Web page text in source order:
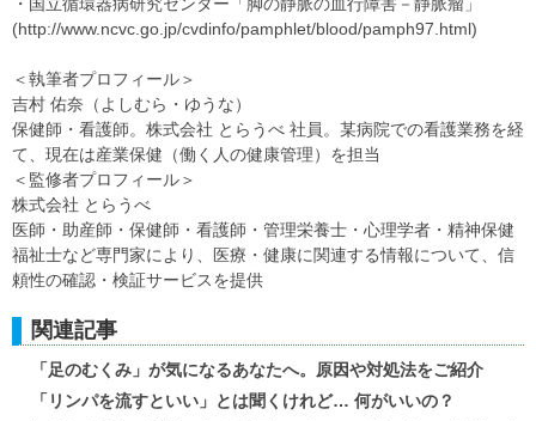
(http://www.ncvc.go.jp/cvdinfo/pamphlet/blood/pamph97.html)
＜執筆者プロフィール＞
吉村 佑奈（よしむら・ゆうな）
保健師・看護師。株式会社 とらうべ 社員。某病院での看護業務を経
て、現在は産業保健（働く人の健康管理）を担当
＜監修者プロフィール＞
株式会社 とらうべ
医師・助産師・保健師・看護師・管理栄養士・心理学者・精神保健
福祉士など専門家により、医療・健康に関連する情報について、信
頼性の確認・検証サービスを提供
関連記事
「足のむくみ」が気になるあなたへ。原因や対処法をご紹介
「リンパを流すといい」とは聞くけれど… 何がいいの？